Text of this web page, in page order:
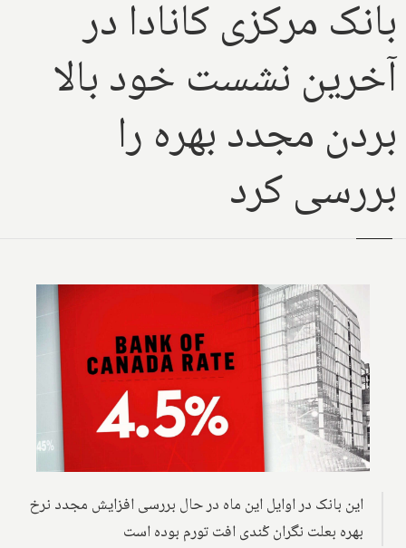
بانک مرکزی کانادا در
آخرین نشست خود بالا
بردن مجدد بهره را
بررسی کرد
این بانک در اوایل این ماه در حال بررسی افزایش مجدد نرخ
بهره بعلت نگران کُندی افت تورم بوده است